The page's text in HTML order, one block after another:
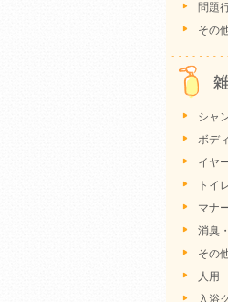
問題
その
シャ
ボデ
イヤ
トイ
マナ
消臭
その
人用
入浴